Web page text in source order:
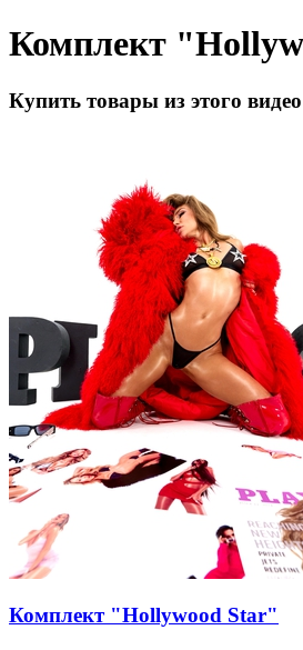
Комплект
Купить товары из этого видео
Комплект "Hollywood Star"